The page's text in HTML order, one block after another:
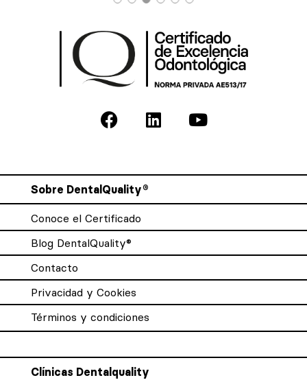
Sobre DentalQuality®
Conoce el Certificado
Blog DentalQuality®
Contacto
Privacidad y Cookies
Términos y condiciones
Clínicas Dentalquality